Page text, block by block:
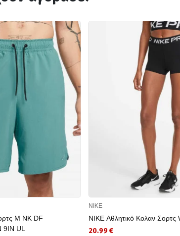
M NK DF
9IN UL
NIKE
NIKE Αθλητικό Κολαν Σορτς
20.99 €